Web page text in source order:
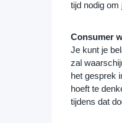
tijd nodig om
Consumer
Je kunt je
zal
het gesprek
hoeft te
tijdens dat